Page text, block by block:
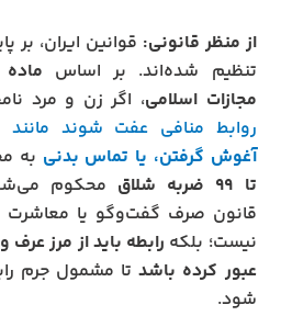
از منظر قانونی: قوانین ایران، بر
تنظیم شده‌اند. بر اساس
مجازات اسلامی، اگر زن و مرد
روابط منافی عفت شوند مانند
آغوش گرفتن، یا تماس بدنی به
تا ۹۹ ضربه شلاق
محکوم
قانون صرف گفت‌وگو یا معاشرت
نیست؛ بلکه رابطه باید از مرز
عبور کرده باشدتا مشمول جرم
شود.